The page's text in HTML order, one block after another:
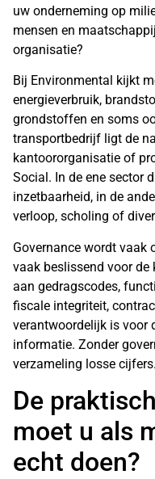
uw onderneming op
mensen en
organisatie?
Bij Environmental kijkt
energieverbruik,
grondstoffen en soms
transportbedrijf ligt de
kantoororganisatie of
Social. In de ene sector
inzetbaarheid, in de
verloop, scholing of
Governance wordt vaak
vaak beslissend voor
aan gedragscodes,
fiscale integriteit,
verantwoordelijk is voor
informatie. Zonder
verzameling losse cijfers.
De
moet u als
echt doen?